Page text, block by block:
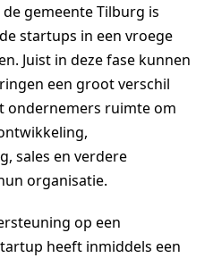
gemeente Tilburg is
startups in een vroege
Juist in deze fase kunnen
een groot verschil
ondernemers ruimte om
sales en verdere
organisatie.
op een
heeft inmiddels een